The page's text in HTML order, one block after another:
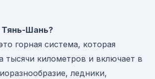
Тянь-Шань?
горная система, которая
тысячи километров и включает в
ледники,